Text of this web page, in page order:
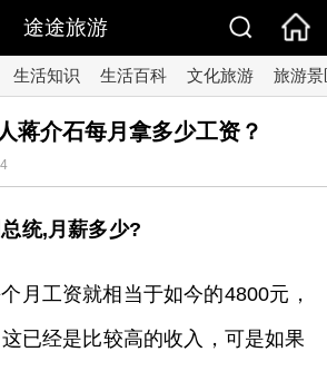
途途旅游
生活知识 生活百科 文化旅游 旅游景
蒋介石每月拿多少工资？
统,月薪多少?
月工资就相当于如今的4800元，
已经是比较高的收入，可是如果